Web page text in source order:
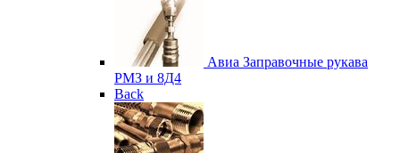
Авиа Заправочные рукава
РМЗ и 8Д4
Back